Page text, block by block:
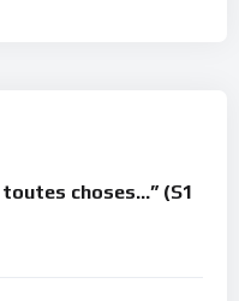
toutes choses…” (S1